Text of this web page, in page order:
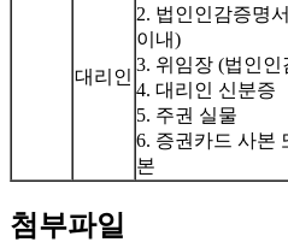
대리인
2. 법인인감증명
이내)
3. 위임장 (법인인
4. 대리인 신분증
5. 주권 실물
6. 증권카드 사본
본
첨부파일